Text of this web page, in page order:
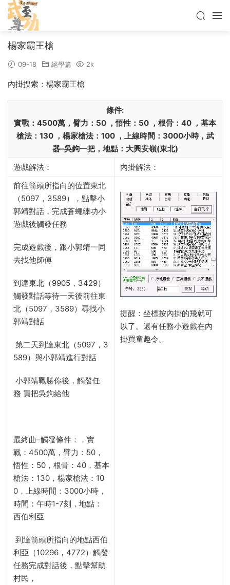
楊家霸王槍
09-18 絕學篇 2k
內掛搜索：楊家霸王槍
條件:
實戰： 4500萬 ， 臂力： 50 ，悟性： 50 ， 根骨： 40 ， 基本
槍法： 130 ， 楊家槍法： 100 ， 上線時間： 3000小時， 武
器–吳鉤一把， 地點：大興安嶺(東北)
遊戲解法：
內掛解法：
前往箭頭所指向的位置東北
（5097，3589），點擊小
郭靖對話，完成蒼蠅練功小
遊戲後觸發任務
完成遊戲後，跟小郭靖一同
去找他師傅
到達東北（9905，3429）
觸發對話等待一天後前往東
北（5097，3589）尋找小
郭靖對話
第二天到達東北（5097，3
589）與小郭靖進行對話
小郭靖戰勝你後，觸發任
務 買把吳鉤給他
最終曲–觸發條件：， 實
戰： 4500萬，臂力：50，
悟性：50，根骨：40，基本
槍法：130，楊家槍法：10
0，上線時間：3000小時，
時間：午時1-7刻，地點：
西伯利亞
到達箭頭所指向的地點西伯
利亞（10296，4772）觸發
任務完成對話後，點擊幫助
村民，
提醒：坐標按內掛的飛就可
以了。還有任務小遊戲在內
掛買童趣令。